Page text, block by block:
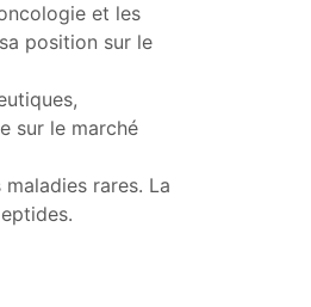
et les
position sur le
sur le marché
rares. La